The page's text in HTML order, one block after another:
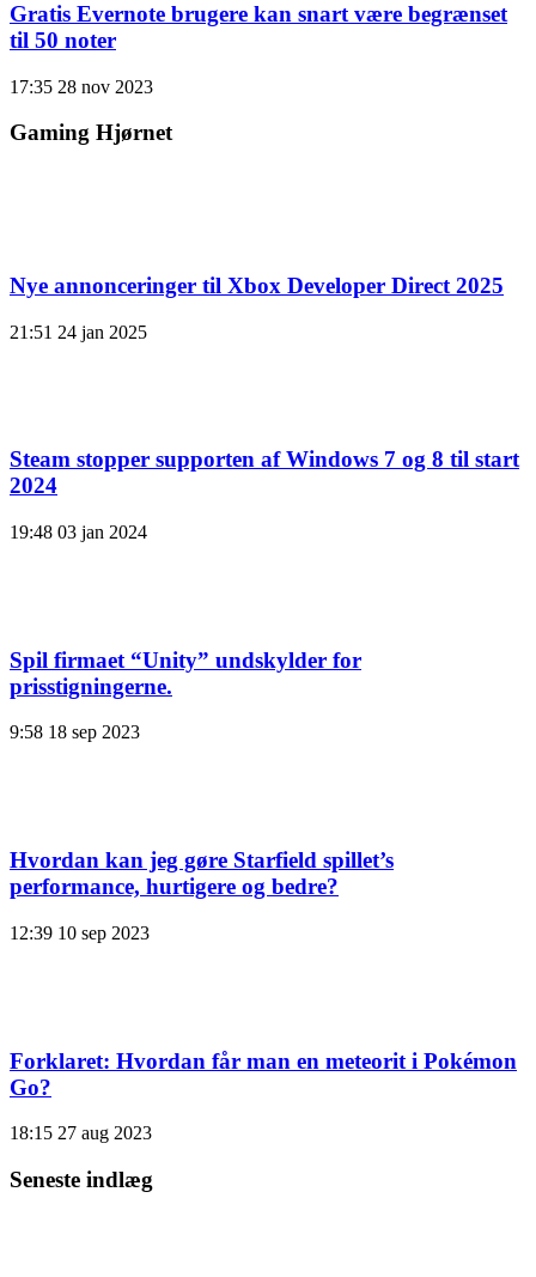
Gratis Evernote brugere kan snart være begrænset
til 50 noter
17:35 28 nov 2023
Gaming Hjørnet
Nye annonceringer til Xbox Developer Direct 2025
21:51 24 jan 2025
Steam stopper supporten af ​​Windows 7 og 8 til start
2024
19:48 03 jan 2024
Spil firmaet “Unity” undskylder for
prisstigningerne.
9:58 18 sep 2023
Hvordan kan jeg gøre Starfield spillet’s
performance, hurtigere og bedre?
12:39 10 sep 2023
Forklaret: Hvordan får man en meteorit i Pokémon
Go?
18:15 27 aug 2023
Seneste indlæg